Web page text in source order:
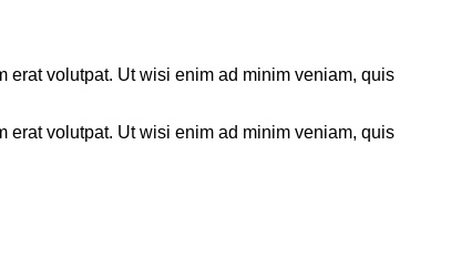
erat volutpat. Ut wisi enim ad minim veniam, quis
erat volutpat. Ut wisi enim ad minim veniam, quis